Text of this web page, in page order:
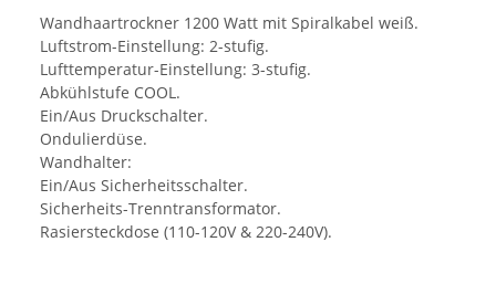
Wandhaartrockner 1200 Watt mit Spiralkabel weiß.
Luftstrom-Einstellung: 2-stufig.
Lufttemperatur-Einstellung: 3-stufig.
Abkühlstufe COOL.
Ein/Aus Druckschalter.
Ondulierdüse.
Wandhalter:
Ein/Aus Sicherheitsschalter.
Sicherheits-Trenntransformator.
Rasiersteckdose (110-120V & 220-240V).